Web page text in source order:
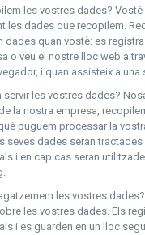
les vostres dades?
les dades que recopilem.
dades quan vostè: es registra
o veu el nostre lloc web a
i quan assisteix a una
servir les vostres dades?
la nostra empresa,
puguem processar la
seves dades seran tractades
i en cap cas seran
les vostres
les vostres dades. Els
i es guarden en un lloc